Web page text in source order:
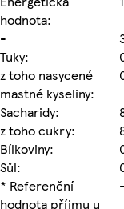
hodnota:
-
Tuky:
z toho nasycené
mastné kyseliny:
Sacharidy:
z toho cukry:
Bílkoviny:
Sůl:
* Referenční
hodnota příjmu u
-